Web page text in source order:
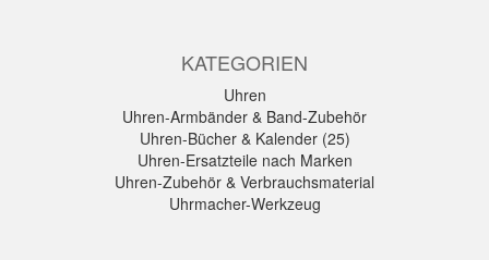
KATEGORIEN
Uhren
Uhren-Armbänder & Band-Zubehör
Uhren-Bücher & Kalender (25)
Uhren-Ersatzteile nach Marken
Uhren-Zubehör & Verbrauchsmaterial
Uhrmacher-Werkzeug